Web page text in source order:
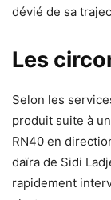
dévié de sa
Les
Selon les
produit suite à
RN40 en
daïra de Sidi
rapidement